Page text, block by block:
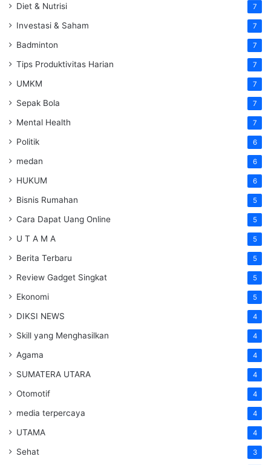
Diet & Nutrisi 7
Investasi & Saham 7
Badminton 7
Tips Produktivitas Harian 7
UMKM 7
Sepak Bola 7
Mental Health 7
Politik 6
medan 6
HUKUM 6
Bisnis Rumahan 5
Cara Dapat Uang Online 5
U T A M A 5
Berita Terbaru 5
Review Gadget Singkat 5
Ekonomi 5
DIKSI NEWS 4
Skill yang Menghasilkan 4
Agama 4
SUMATERA UTARA 4
Otomotif 4
media terpercaya 4
UTAMA 4
Sehat 3